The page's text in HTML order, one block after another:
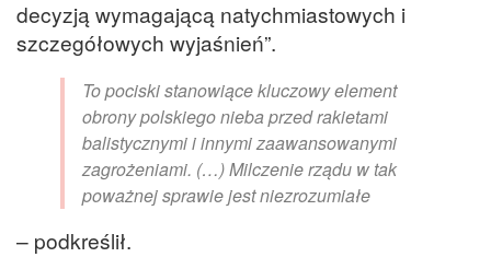
decyzją wymagającą natychmiastowych i
szczegółowych wyjaśnień”.
To pociski stanowiące kluczowy element
obrony polskiego nieba przed rakietami
balistycznymi i innymi zaawansowanymi
zagrożeniami. (…) Milczenie rządu w tak
poważnej sprawie jest niezrozumiałe
– podkreślił.